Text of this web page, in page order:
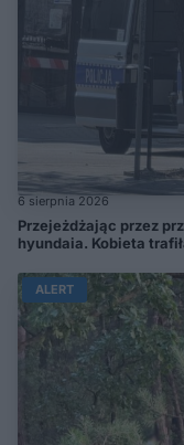
6 sierpnia 2026
Przejeżdżając przez
hyundaia. Kobieta
ALERT